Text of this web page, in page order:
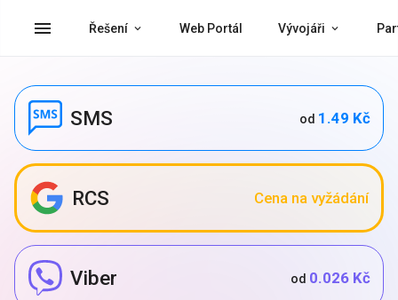
menu Řešení Web Portál Vývojáři
SMS od 1.49 Kč
RCS Cena na vyžádání
Viber od 0.026 Kč